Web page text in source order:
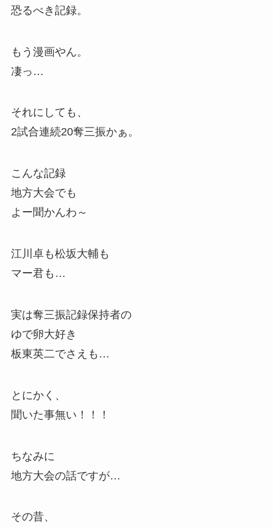
恐るべき記録。
もう漫画やん。
凄っ…
それにしても、
2試合連続20奪三振かぁ。
こんな記録
地方大会でも
よー聞かんわ～
江川卓も松坂大輔も
マー君も…
実は奪三振記録保持者の
ゆで卵大好き
板東英二でさえも…
とにかく、
聞いた事無い！！！
ちなみに
地方大会の話ですが…
その昔、